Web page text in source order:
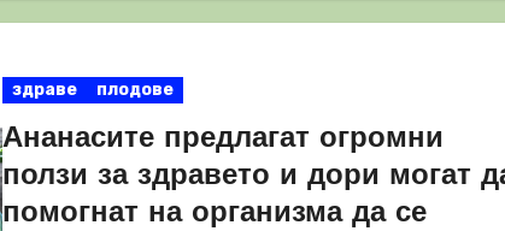
здраве плодове
Ананасите предлагат огромни
ползи за здравето и дори могат
помогнат на организма да се